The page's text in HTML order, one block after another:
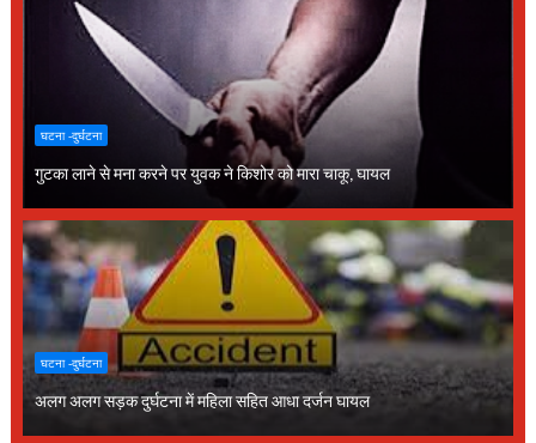
घटना -दुर्घटना
गुटका लाने से मना करने पर युवक ने किशोर को मारा चाकू, घायल
घटना -दुर्घटना
अलग अलग सड़क दुर्घटना में महिला सहित आधा दर्जन घायल